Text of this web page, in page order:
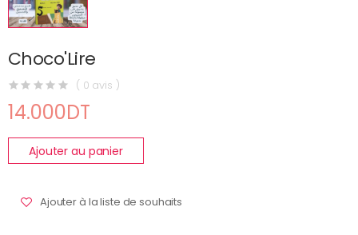
Choco'Lire
( 0 avis )
14.000DT
Ajouter au panier
Ajouter à la liste de souhaits